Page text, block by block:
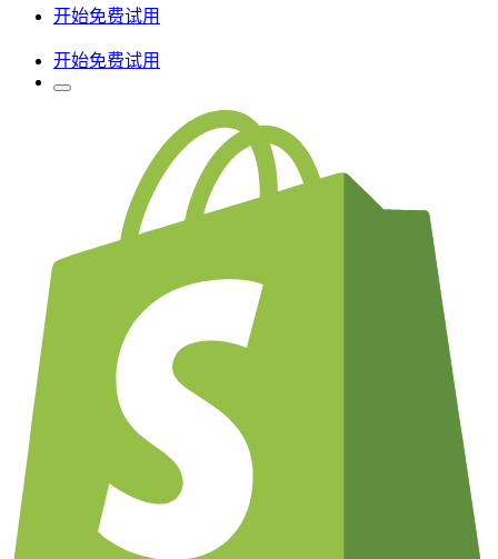
开始免费试用
开始免费试用